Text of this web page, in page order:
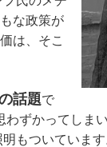
な政策が
は、そこ
話題で
ずかってしま
もついていま